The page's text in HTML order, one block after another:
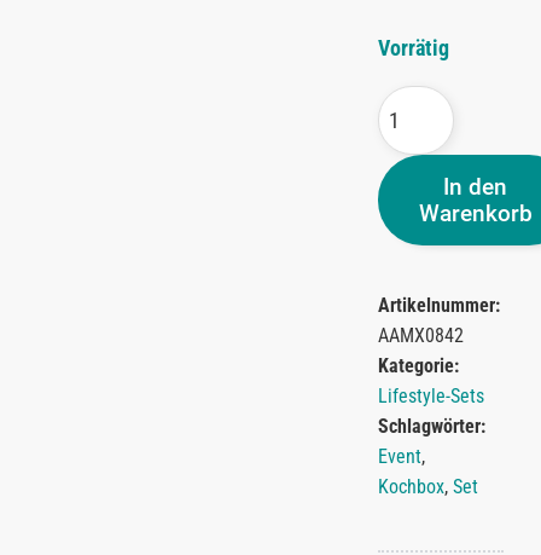
Vorrätig
In den
Warenkorb
Artikelnummer:
AAMX0842
Kategorie:
Lifestyle-Sets
Schlagwörter:
Event,
Kochbox, Set